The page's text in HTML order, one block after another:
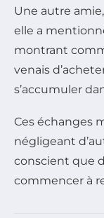
Une autre
elle a
montrant
venais
s’accumuler
Ces échanges
négligeant
conscient que
commencer à